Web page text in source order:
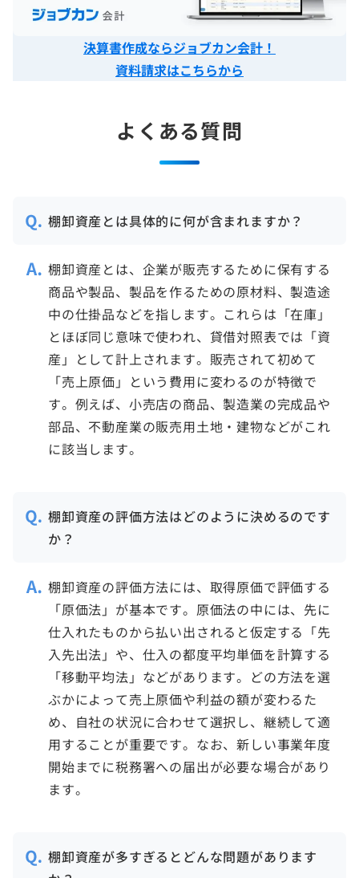
決算書作成ならジョブカン会計！
資料請求はこちらから
よくある質問
棚卸資産とは具体的に何が含まれますか？
棚卸資産とは、企業が販売するために保有する
商品や製品、製品を作るための原材料、製造途
中の仕掛品などを指します。これらは「在庫」
とほぼ同じ意味で使われ、貸借対照表では「資
産」として計上されます。販売されて初めて
「売上原価」という費用に変わるのが特徴で
す。例えば、小売店の商品、製造業の完成品や
部品、不動産業の販売用土地・建物などがこれ
に該当します。
棚卸資産の評価方法はどのように決めるのです
か？
棚卸資産の評価方法には、取得原価で評価する
「原価法」が基本です。原価法の中には、先に
仕入れたものから払い出されると仮定する「先
入先出法」や、仕入の都度平均単価を計算する
「移動平均法」などがあります。どの方法を選
ぶかによって売上原価や利益の額が変わるた
め、自社の状況に合わせて選択し、継続して適
用することが重要です。なお、新しい事業年度
開始までに税務署への届出が必要な場合があり
ます。
棚卸資産が多すぎるとどんな問題があります